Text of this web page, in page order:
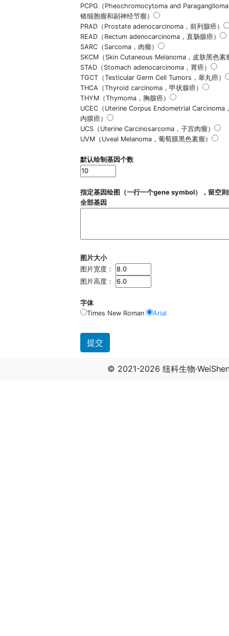
PCPG（Pheochromocytoma and
铬细胞瘤和副神经节瘤）
PRAD（Prostate adenocarcinoma，前列腺癌）
READ（Rectum adenocarcinoma，直肠腺癌）
SARC（Sarcoma，肉瘤）
SKCM（Skin Cutaneous Melanoma，皮肤黑色素
STAD（Stomach adenocarcinoma，胃癌）
TGCT（Testicular Germ Cell Tumors，睾丸癌）
THCA（Thyroid carcinoma，甲状腺癌）
THYM（Thymoma，胸腺癌）
UCEC（Uterine Corpus Endometrial Carcinoma
内膜癌）
UCS（Uterine Carcinosarcoma，子宫肉瘤）
UVM（Uveal Melanoma，葡萄膜黑色素瘤）
默认绘制基因个数
指定基因绘图（一行一个gene symbol），留空
全部基因
图片大小
图片宽度：
图片高度：
字体
Times New Roman
Arial
© 2021-2026 纽科生物